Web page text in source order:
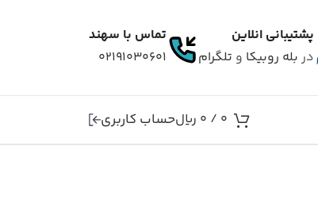
پشتیبانی انلاین
در بله روبیکا و تلگرام
تماس با سهند
۰۲۱۹۱۰۳۰۶۰۱
0
/
0 ریالحساب کاربری